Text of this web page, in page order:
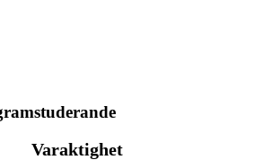
Varaktighet